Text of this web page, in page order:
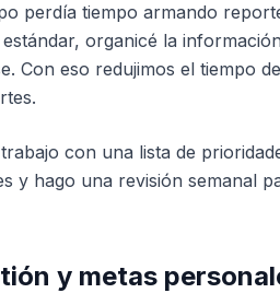
perdía tiempo armando
organicé la
Con eso redujimos el tiempo
con una lista de
y hago una revisión semanal
y metas